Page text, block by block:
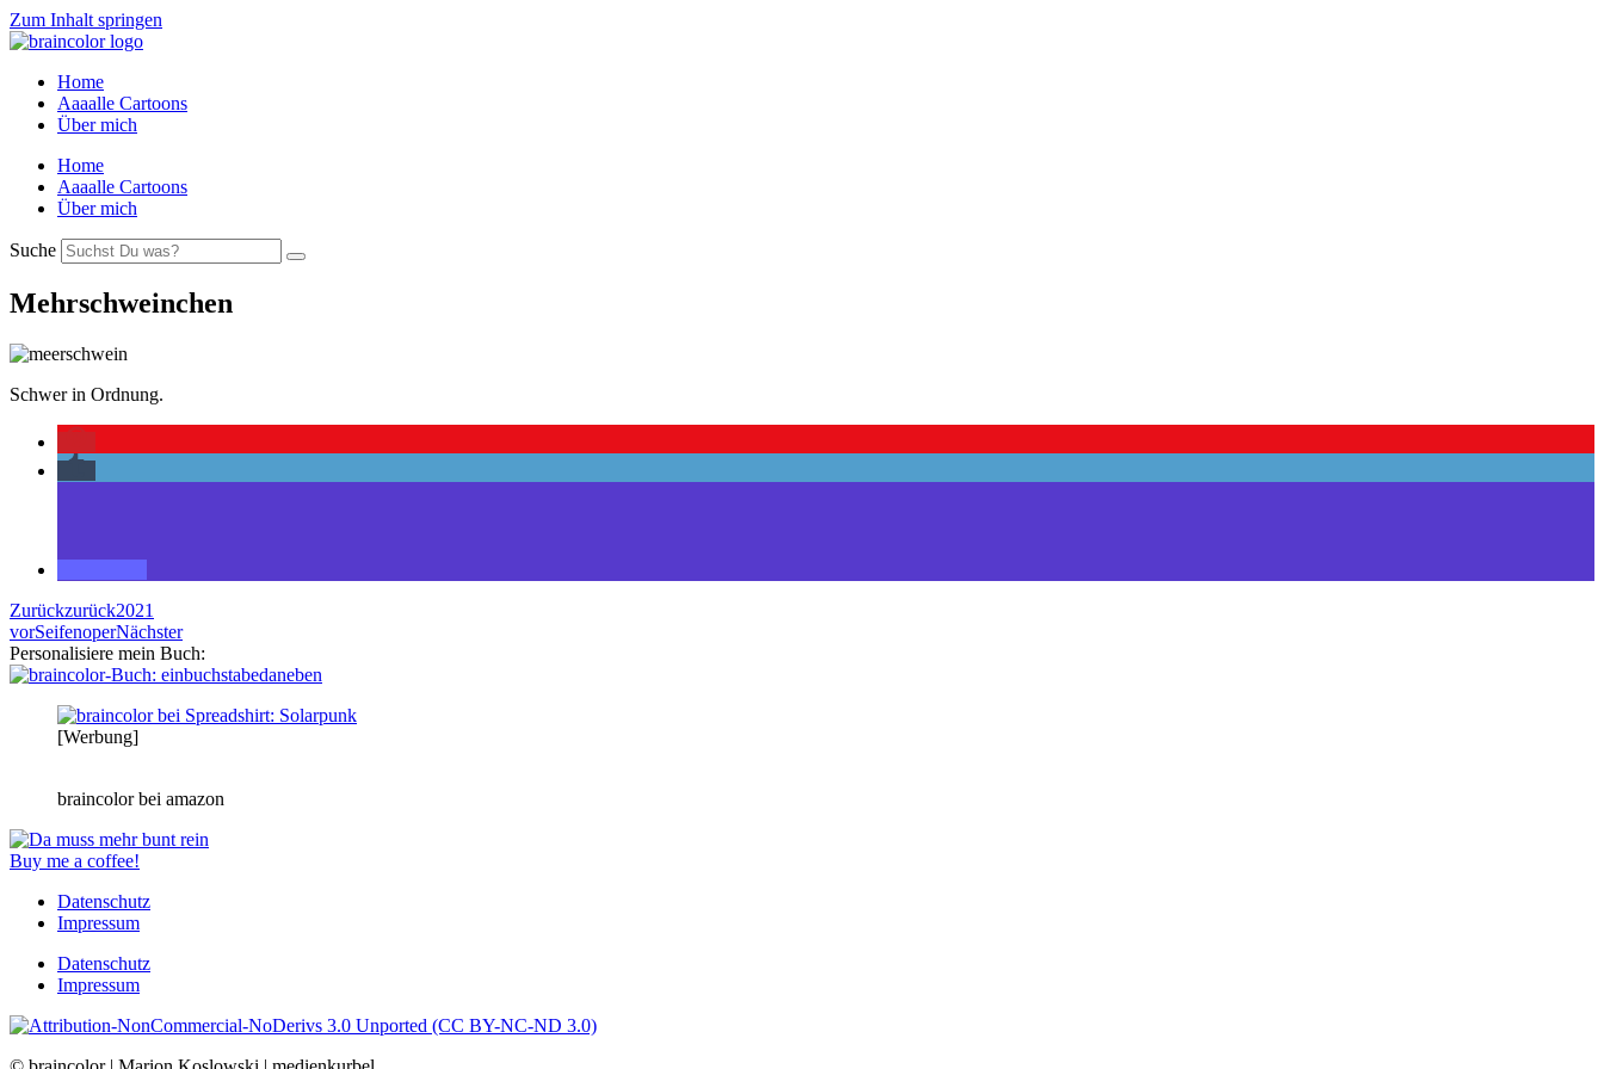
Zum Inhalt springen
Home
Aaaalle Cartoons
Über mich
Home
Aaaalle Cartoons
Über mich
Suche
Mehrschweinchen
Schwer in Ordnung.
Zurückzurück2021
vorSeifenoperNächster
Personalisiere mein Buch:
[Werbung]
braincolor bei amazon
Buy me a coffee!
Datenschutz
Impressum
Datenschutz
Impressum